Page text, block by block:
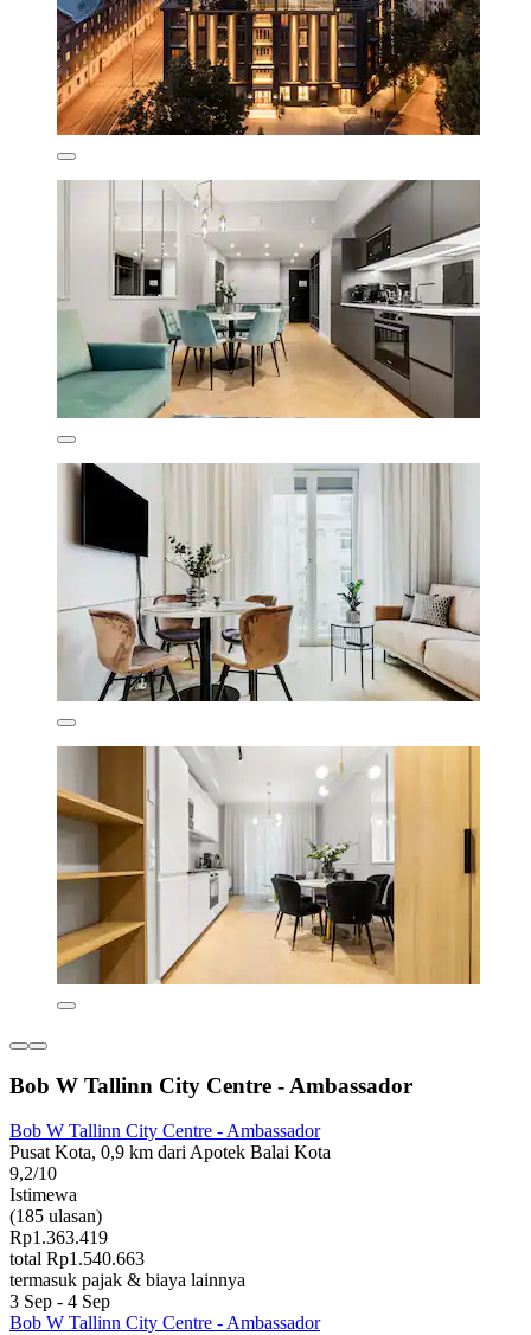
Bob W Tallinn City Centre - Ambassador
Bob W Tallinn City Centre - Ambassador
Pusat Kota, 0,9 km dari Apotek Balai Kota
9,2/10
Istimewa
(185 ulasan)
Rp1.363.419
total Rp1.540.663
termasuk pajak & biaya lainnya
3 Sep - 4 Sep
Bob W Tallinn City Centre - Ambassador